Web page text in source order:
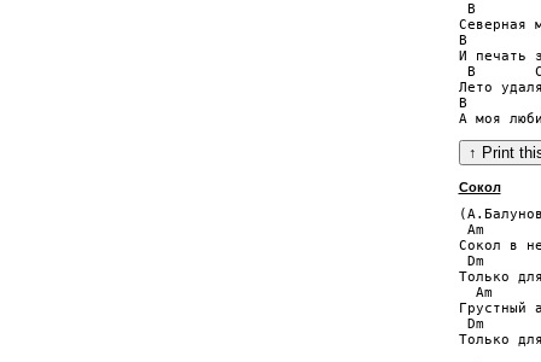
B
Северная
B
И печать
B
Лето
B
Сокол
Am
Сокол в
Dm
Только
  Am
Грустный
Dm
Только